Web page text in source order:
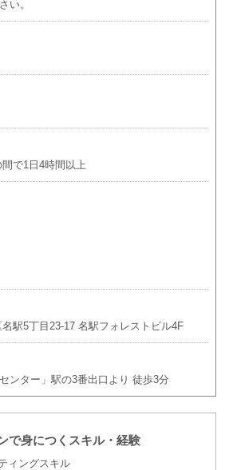
い。
で1日4時間以上
駅5丁目23-17 名駅フォレストビル4F
ンター」駅の3番出口より 徒歩3分
で身につくスキル・経験
ィングスキル